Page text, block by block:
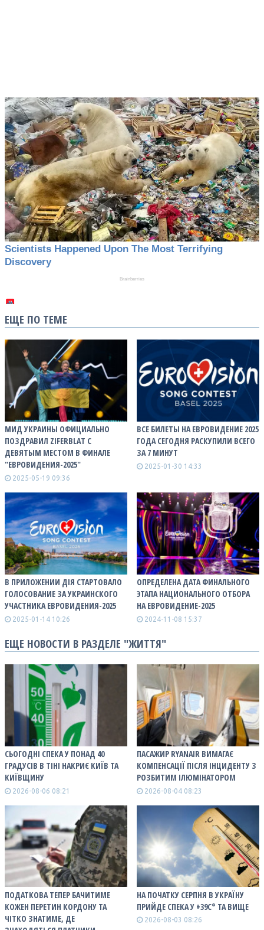
ЕЩЕ ПО ТЕМЕ
МИД УКРАИНЫ ОФИЦИАЛЬНО
ПОЗДРАВИЛ ZIFERBLAT С
ДЕВЯТЫМ МЕСТОМ В ФИНАЛЕ
"ЕВРОВИДЕНИЯ-2025"
2025-05-19 09:36
ВСЕ БИЛЕТЫ НА ЕВРОВИДЕНИЕ 2025
ГОДА СЕГОДНЯ РАСКУПИЛИ ВСЕГО
ЗА 7 МИНУТ
2025-01-30 14:33
В ПРИЛОЖЕНИИ ДІЯ СТАРТОВАЛО
ГОЛОСОВАНИЕ ЗА УКРАИНСКОГО
УЧАСТНИКА ЕВРОВИДЕНИЯ-2025
2025-01-14 10:26
ОПРЕДЕЛЕНА ДАТА ФИНАЛЬНОГО
ЭТАПА НАЦИОНАЛЬНОГО ОТБОРА
НА ЕВРОВИДЕНИЕ-2025
2024-11-08 15:37
ЕЩЕ НОВОСТИ В РАЗДЕЛЕ "ЖИТТЯ"
СЬОГОДНІ СПЕКА У ПОНАД 40
ГРАДУСІВ В ТІНІ НАКРИЄ КИЇВ ТА
КИЇВЩИНУ
2026-08-06 08:21
ПАСАЖИР RYANAIR ВИМАГАЄ
КОМПЕНСАЦІЇ ПІСЛЯ ІНЦИДЕНТУ З
РОЗБИТИМ ІЛЮМІНАТОРОМ
2026-08-04 08:23
ПОДАТКОВА ТЕПЕР БАЧИТИМЕ
КОЖЕН ПЕРЕТИН КОРДОНУ ТА
ЧІТКО ЗНАТИМЕ, ДЕ
НА ПОЧАТКУ СЕРПНЯ В УКРАЇНУ
ПРИЙДЕ СПЕКА У +39С° ТА ВИЩЕ
2026-08-03 08:26